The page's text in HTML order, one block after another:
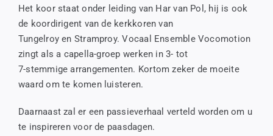
Het koor staat onder leiding van Har van Pol, hij is ook
de koordirigent van de kerkkoren van
Tungelroy en Stramproy. Vocaal Ensemble Vocomotion
zingt als a capella-groep werken in 3- tot
7-stemmige arrangementen. Kortom zeker de moeite
waard om te komen luisteren.
Daarnaast zal er een passieverhaal verteld worden om u
te inspireren voor de paasdagen.